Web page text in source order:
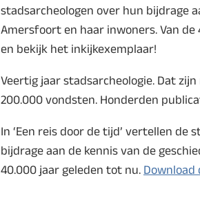
stadsarcheologen over hun bijdrage
Amersfoort en haar inwoners. Van
en bekijk het inkijkexemplaar!
Veertig jaar stadsarcheologie. Dat
200.000 vondsten. Honderden
In ‘Een reis door de tijd’ vertellen de
bijdrage aan de kennis van de
40.000 jaar geleden tot nu. Download